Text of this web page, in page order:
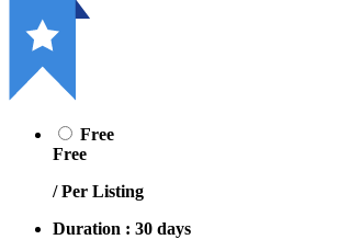
Free
Free
/ Per Listing
Duration : 30 days